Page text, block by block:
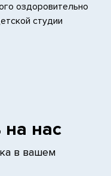
оздоровительно
студии
нас
в вашем